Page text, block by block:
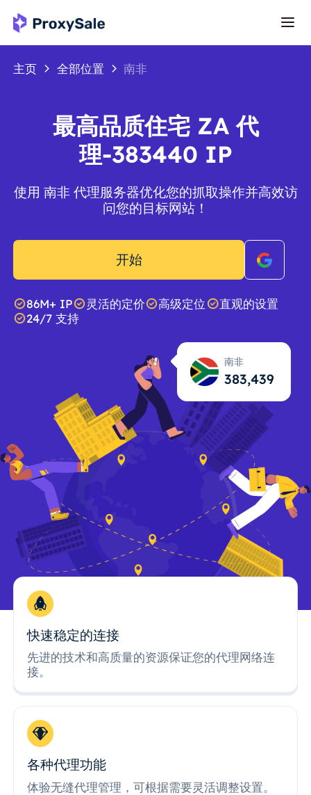
主页 全部位置 南非
最高品质住宅 ZA 代
理-383440 IP
使用 南非 代理服务器优化您的抓取操作并高效访
问您的目标网站！
开始
86M+ IP 灵活的定价 高级定位
直观的设置
24/7 支持
南非
383,440
快速稳定的连接
先进的技术和高质量的资源保证您的代理网络连
接。
各种代理功能
体验无缝代理管理，可根据需要灵活调整设置。